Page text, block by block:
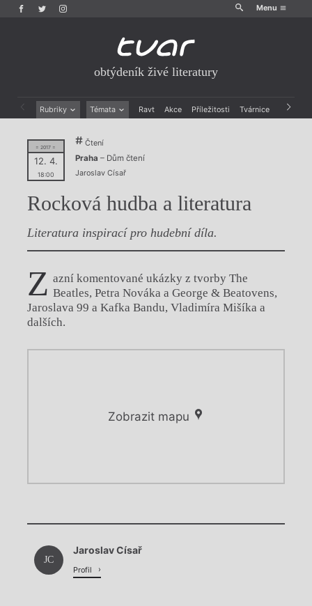
Menu
obtýdeník živé literatury
Rubriky Témata Ravt Akce Příležitosti Tvárnice Archiv
Drobná publicistika
Esejistika
Recenze a reflexe
Rozhovory
Právě vychází
Mauzoleum
Divadlo
Dokument
= 2017 =
12. 4.
18:00
Čtení
Praha – Dům čtení
Jaroslav Císař
Rocková hudba a literatura
Literatura inspirací pro hudební díla.
Z azní komentované ukázky z tvorby The
Beatles, Petra Nováka a George & Beatovens,
Jaroslava 99 a Kafka Bandu, Vladimíra Mišíka a
dalších.
Zobrazit mapu
Načítá se.
Chviličku.
Načítá se.
JC
Jaroslav Císař
Profil